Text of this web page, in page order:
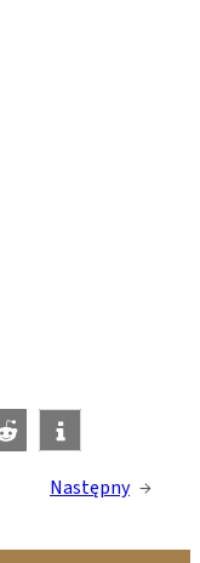
Następny →